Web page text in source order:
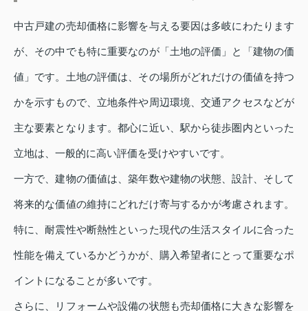
中古戸建の売却価格に影響を与える要因は多岐にわたります
が、その中でも特に重要なのが「土地の評価」と「建物の価
値」です。土地の評価は、その場所がどれだけの価値を持つ
かを示すもので、立地条件や周辺環境、交通アクセスなどが
主な要素となります。都心に近い、駅から徒歩圏内といった
立地は、一般的に高い評価を受けやすいです。
一方で、建物の価値は、築年数や建物の状態、設計、そして
将来的な価値の維持にどれだけ寄与するかが考慮されます。
特に、耐震性や断熱性といった現代の生活スタイルに合った
性能を備えているかどうかが、購入希望者にとって重要なポ
イントになることが多いです。
さらに、リフォームや設備の状態も売却価格に大きな影響を